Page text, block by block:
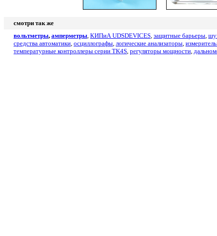
смотри так же
вольтметры, амперметры, КИПиАUDSDEVICES, защитные барьеры,
средства автоматики, осциллографы, логические анализаторы,
температурные контроллеры серии TK4S, регуляторы мощности,